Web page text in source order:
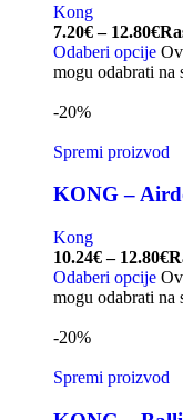
Kong
7.20€ – 12.80€
Odaberi opcije
mogu odabrati na
-20%
Spremi proizvod
KONG –
Kong
10.24€ – 12.80€
Odaberi opcije
mogu odabrati na
-20%
Spremi proizvod